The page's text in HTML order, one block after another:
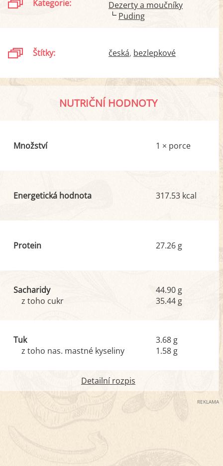
Kategorie:
Dezerty a moučníky
Puding
Štítky: česká bezlepkové
NUTRIČNÍ HODNOTY
Množství 1 × porce
Energetická hodnota 317.53 kcal
Protein 27.26 g
Sacharidy
z toho cukr
44.90 g
35.44 g
Tuk
z toho nas. mastné kyseliny
3.68 g
1.58 g
Detailní rozpis
REKLAMA